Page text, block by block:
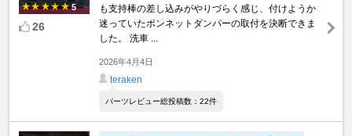
5
26
も支持棒の差し込みがやりづらく感じ、付けようか
迷っていたボンネットダンパーの取付を決断できま
した。 洗車 ...
2026年4月4日
teraken
パーツレビュー総投稿数：22件